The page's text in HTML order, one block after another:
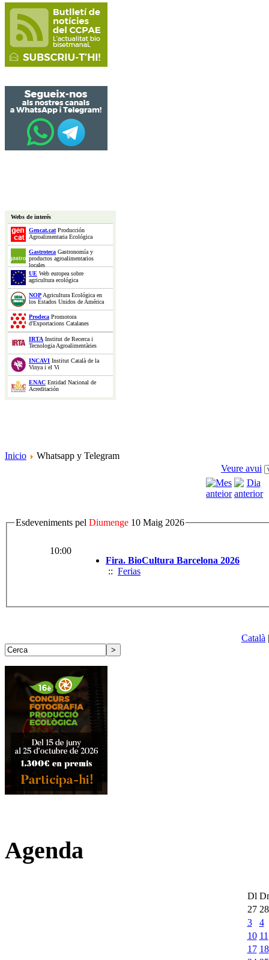
Webs de interés
Gencat.catProducción
Agroalimentaria Ecológica
Gastroteca Gastronomía y
productos agroalimentarios
locales
UE Web europea sobre
agricultura ecológica
NOPAgricultura Ecológica en
los Estados Unidos de América
Prodeca Promotora
d'Exportacions Catalanes
IRTA Institut de Recerca i
Tecnologia Agroalimentàries
INCAVI Institut Català de la
Vinya i el Vi
ENAC Entidad Nacional de
Acreditación
Inicio
Whatsapp y Telegram
Veure avui
Esdeveniments pel Diumenge 10 Maig 2026
10:00
Fira. BioCultura Barcelona 2026
:: Ferias
Català
Agenda
Dl
27 28
3
4
10 11
17 18